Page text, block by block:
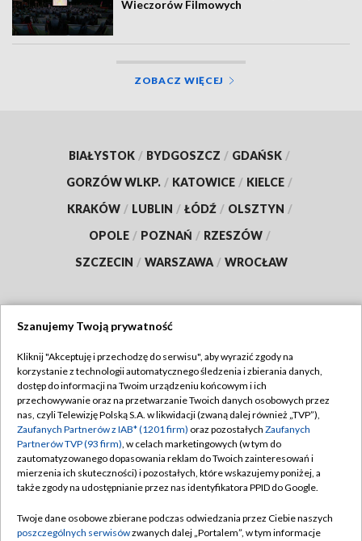
Wieczorów Filmowych
ZOBACZ WIĘCEJ
BIAŁYSTOK / BYDGOSZCZ / GDAŃSK /
GORZÓW WLKP. / KATOWICE / KIELCE /
KRAKÓW / LUBLIN / ŁÓDŹ / OLSZTYN /
OPOLE / POZNAŃ / RZESZÓW /
SZCZECIN / WARSZAWA / WROCŁAW
TVP
Abonament TVP
Emisja w TVP
Centrum informacji TVP
Naziemna Telewizja Cyfrowa
Rada Programowa
Regulamin TVP
Polityka prywatności
Moje zgody
Pomoc
Kontakt
Szanujemy Twoją prywatność
Kliknij "Akceptuję i przechodzę do serwisu", aby wyrazić zgody na
korzystanie z technologii automatycznego śledzenia i zbierania danych,
dostęp do informacji na Twoim urządzeniu końcowym i ich
przechowywanie oraz na przetwarzanie Twoich danych osobowych przez
nas, czyli Telewizję Polską S.A. w likwidacji (zwaną dalej również „TVP”),
Zaufanych Partnerów z IAB* (1201 firm) oraz pozostałych Zaufanych
Partnerów TVP (93 firm), w celach marketingowych (w tym do
zautomatyzowanego dopasowania reklam do Twoich zainteresowań i
mierzenia ich skuteczności) i pozostałych, które wskazujemy poniżej, a
także zgody na udostępnianie przez nas identyfikatora PPID do Google.
Twoje dane osobowe zbierane podczas odwiedzania przez Ciebie naszych
poszczególnych serwisówzwanych dalej „Portalem”, w tym informacje